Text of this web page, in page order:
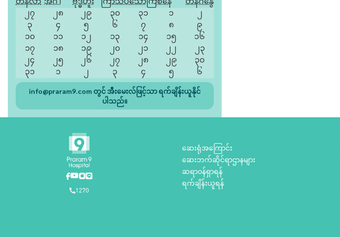
တနင်္လာ အင်္ဂါ ဗုဒ္ဓဟူး ကြာသပတေးသောကြာစနေ
တနင်္ဂနွေ
၂၇
၂၈ ၂၉ ၃၀ ၃၁ ၁
၂
၃
၄ ၅ ၆ ၇ ၈
၉
၁၀
၁၁ ၁၂ ၁၃ ၁၄ ၁၅
၁၆
၁၇
၁၈ ၁၉ ၂၀ ၂၁ ၂၂
၂၃
၂၄
၂၅ ၂၆ ၂၇ ၂၈ ၂၉
၃၀
၃၁
၁ ၂ ၃ ၄ ၅ ၆
info@praram9.comတွင် အီးမေးလ်ဖြင့်သာ ရက်ချိန်းယူနိုင်
ပါသည်။
1270
ဆေးရုံအကြောင်း
ဆေးဘက်ဆိုင်ရာဌာနများ
ဆရာဝန်ရှာရန်
ရက်ချိန်းယူရန်